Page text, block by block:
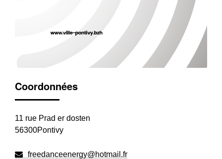
Coordonnées
11 rue Prad er dosten
56300Pontivy
freedanceenergy@hotmail.fr